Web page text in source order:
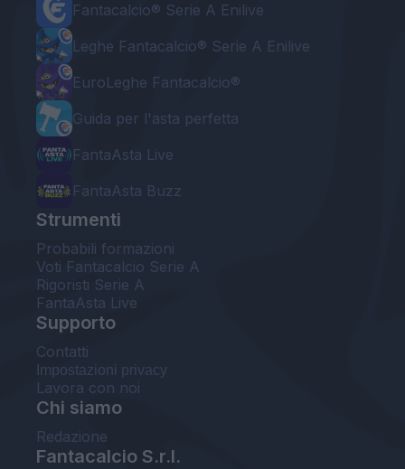
Fantacalcio® Serie A Enilive
Leghe Fantacalcio® Serie A Enilive
EuroLeghe Fantacalcio®
Guida per l'asta perfetta
FantaAsta Live
FantaAsta Buzz
Strumenti
Probabili formazioni
Voti Fantacalcio Serie A
Rigoristi Serie A
FantaAsta Live
Supporto
Contatti
Impostazioni privacy
Lavora con noi
Chi siamo
Redazione
Fantacalcio S.r.l.